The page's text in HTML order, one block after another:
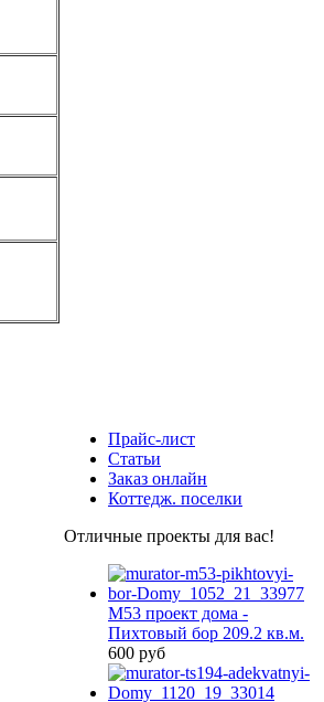
Прайс-лист
Статьи
Заказ онлайн
Коттедж. поселки
Отличные проекты для вас!
М53 проект дома -
Пихтовый бор 209.2 кв.м.
600 руб